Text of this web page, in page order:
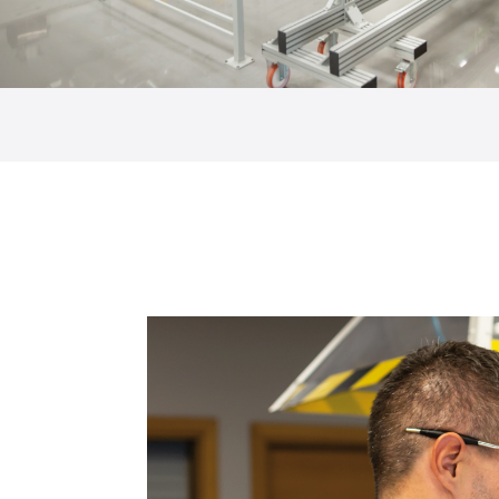
Vetrate Alicantinas e